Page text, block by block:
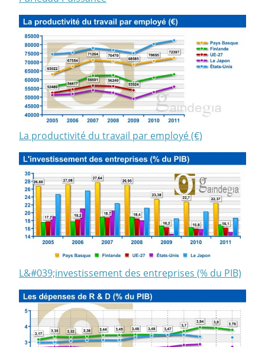
La productivité du travail par employé (€)
L&#039;investissement des entreprises (% du PIB)